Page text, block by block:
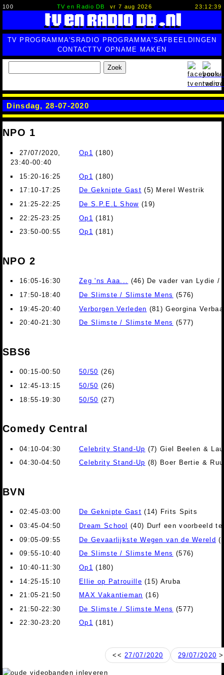
100 TV en Radio DB vr 7 aug 2026 23:12:40
TV PROGRAMMA'S RADIO PROGRAMMA'SAFBEELDINGEN
CONTACTTV OPNAME MAKEN
Zoek
Dinsdag, 28-07-2020
NPO 1
27/07/2020,
23:40-00:40
Op1 (180)
15:20-16:25 Op1 (180)
17:10-17:25
De Geknipte Gast (5) Merel Westrik
21:25-22:25
De S.P.E.L Show (19)
22:25-23:25
Op1 (181)
23:50-00:55
Op1 (181)
NPO 2
16:05-16:30 Zeg 'ns Aaa... (46) De vader van Lydie /
17:50-18:40
De Slimste / Slimste Mens (576)
19:45-20:40
Verborgen Verleden (81) Georgina
20:40-21:30
De Slimste / Slimste Mens (577)
SBS6
00:15-00:50 50/50 (26)
12:45-13:15
50/50 (26)
18:55-19:30
50/50 (27)
Comedy Central
04:10-04:30 Celebrity Stand-Up (7) Giel Beelen &
04:30-04:50
Celebrity Stand-Up (8) Boer Bertie &
BVN
02:45-03:00 De Geknipte Gast (14) Frits Spits
03:45-04:50
Dream School
(40) Durf een voorbeeld
09:05-09:55
De Gevaarlijkste Wegen van de Wereld
09:55-10:40
De Slimste / Slimste Mens (576)
10:40-11:30
Op1 (180)
14:25-15:10
Ellie op Patrouille (15) Aruba
21:05-21:50
MAX Vakantieman (16)
21:50-22:30
De Slimste / Slimste Mens (577)
22:30-23:20
Op1 (181)
<<27/07/2020 29/07/2020